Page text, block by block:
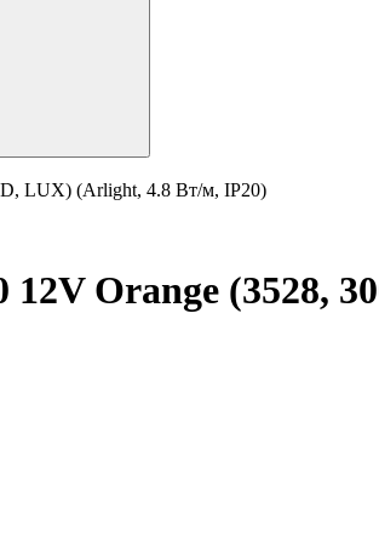
LUX) (Arlight, 4.8 Вт/м, IP20)
12V Orange